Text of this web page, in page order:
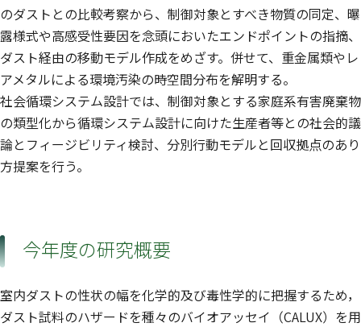
のダストとの比較考察から、制御対象とすべき物質の同定、曝
露様式や高感受性要因を念頭においたエンドポイントの指摘、
ダスト経由の移動モデル作成をめざす。併せて、重金属類やレ
アメタルによる環境汚染の時空間分布を解明する。
社会循環システム設計では、制御対象とする家庭系有害廃棄物
の類型化から循環システム設計に向けた生産者等との社会的議
論とフィージビリティ検討、分別行動モデルと回収拠点のあり
方提案を行う。
今年度の研究概要
室内ダストの性状の幅を化学的及び毒性学的に把握するため，
ダスト試料のハザードを種々のバイオアッセイ（CALUX）を用